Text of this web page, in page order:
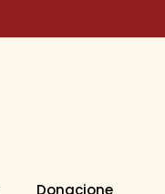
Donacione